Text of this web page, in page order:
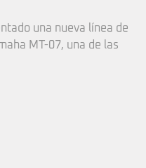
una nueva línea de
MT-07, una de las